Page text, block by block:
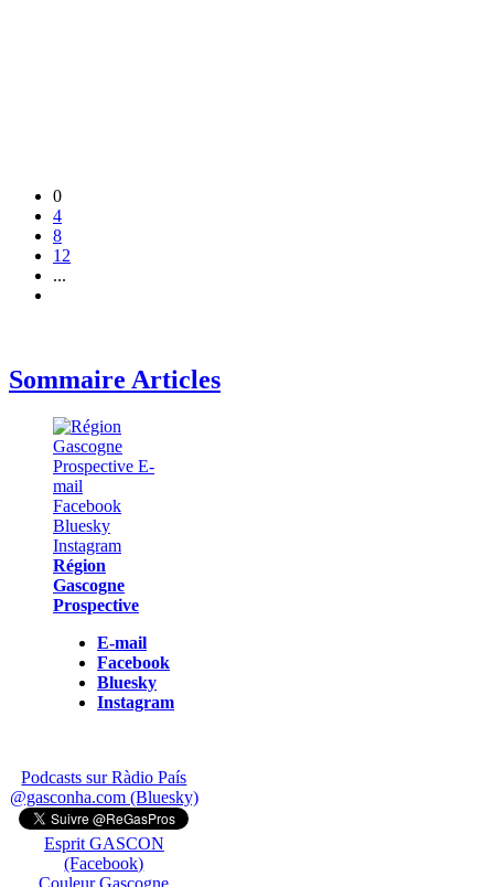
0
4
8
12
...
Sommaire Articles
Région
Gascogne
Prospective
E-mail
Facebook
Bluesky
Instagram
Podcasts sur Ràdio País
@gasconha.com (Bluesky)
Esprit GASCON
(Facebook)
Couleur Gascogne